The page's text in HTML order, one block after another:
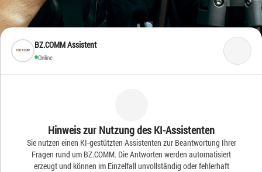
BZ.COMM Assistent
Online
Hinweis zur Nutzung des KI-Assistenten
Sie nutzen einen KI-gestützten Assistenten zur Beantwortung Ihrer
Fragen rund um BZ.COMM. Die Antworten werden automatisiert
erzeugt und können im Einzelfall unvollständig oder fehlerhaft
Frische Ideen – Frische
News